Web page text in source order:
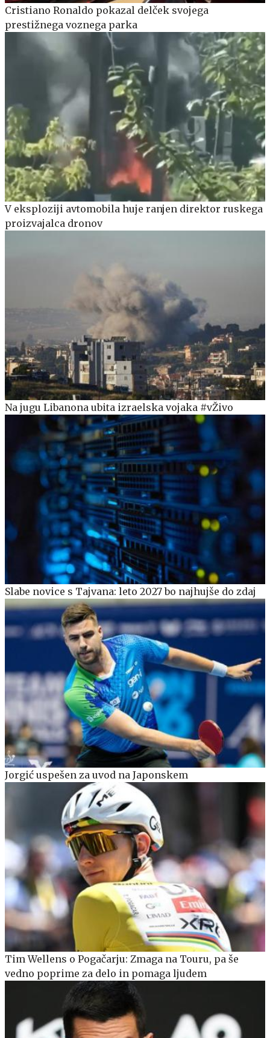
Cristiano Ronaldo pokazal delček svojega
prestižnega voznega parka
V eksploziji avtomobila huje ranjen direktor ruskega
proizvajalca dronov
Na jugu Libanona ubita izraelska vojaka #vŽivo
Slabe novice s Tajvana: leto 2027 bo najhujše do zdaj
Jorgić uspešen za uvod na Japonskem
Tim Wellens o Pogačarju: Zmaga na Touru, pa še
vedno poprime za delo in pomaga ljudem